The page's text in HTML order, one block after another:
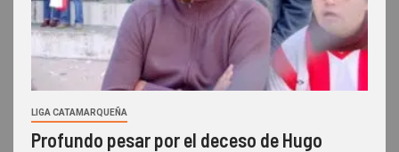
LIGA CATAMARQUEÑA
Profundo pesar por el deceso de Hugo